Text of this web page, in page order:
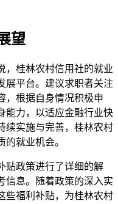
望
，桂林农村信用社的就业
展平台。建议求职者关注
，根据自身情况积极申
能力，以适应金融行业快
续实施与完善，桂林农村
就业机会。
贴政策进行了详细的解
信息。随着政策的深入实
些福利补贴，为桂林农村